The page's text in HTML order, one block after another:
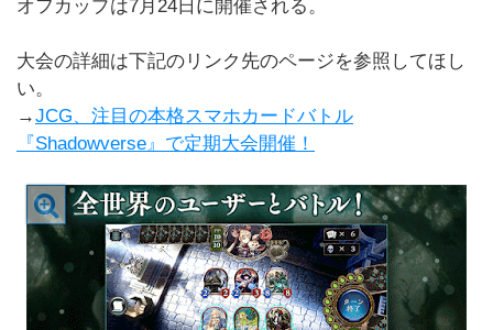
オフカップは7月24日に開催される。
大会の詳細は下記のリンク先のページを参照してほし
い。
→JCG、注目の本格スマホカードバトル
『Shadowverse』で定期大会開催！